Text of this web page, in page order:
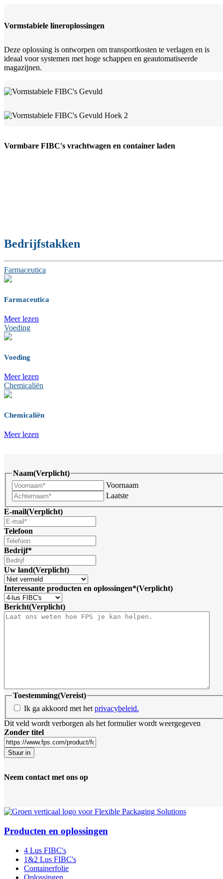
Vormstabiele lineroplossingen
Deze oplossing is ontworpen om transportkosten te verlagen en is
ideaal voor systemen met hoge schappen en geautomatiseerde
magazijnen.
Vormbare FIBC's vrachtwagen en container laden
Bedrijfstakken
Farmaceutica
Farmaceutica
Meer lezen
Voeding
Voeding
Meer lezen
Chemicaliën
Chemicaliën
Meer lezen
Naam(Verplicht)
Voornaam
Laatste
E-mail(Verplicht)
Telefoon
Bedrijf*
Uw land(Verplicht)
Interessante producten en oplossingen*(Verplicht)
Bericht(Verplicht)
Toestemming(Vereist)
Ik ga akkoord met het privacybeleid.
Dit veld wordt verborgen als het formulier wordt weergegeven
Zonder titel
Stuur in
Neem contact met ons op
Producten en oplossingen
4 Lus FIBC's
1&2 Lus FIBC's
Containerfolie
Oplossingen